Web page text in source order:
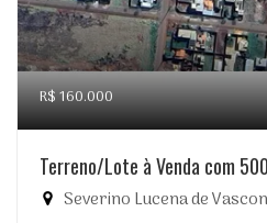
R$ 160.000
Terreno/Lote à Venda com
Severino Lucena de Vasconcelos -